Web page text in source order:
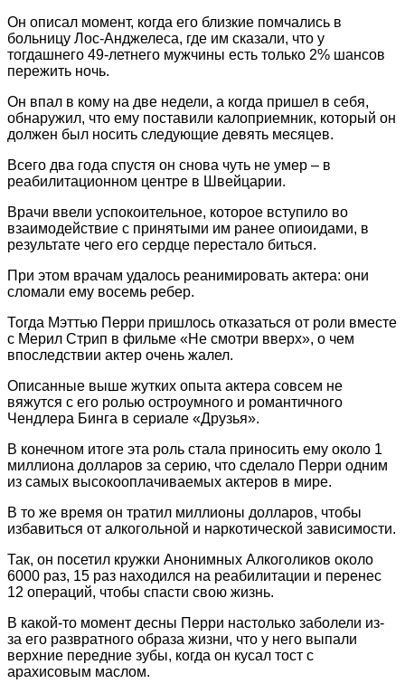
Он описал момент, когда его близкие помчались в
больницу Лос-Анджелеса, где им сказали, что у
тогдашнего 49-летнего мужчины есть только 2% шансов
пережить ночь.
Он впал в кому на две недели, а когда пришел в себя,
обнаружил, что ему поставили калоприемник, который он
должен был носить следующие девять месяцев.
Всего два года спустя он снова чуть не умер – в
реабилитационном центре в Швейцарии.
Врачи ввели успокоительное, которое вступило во
взаимодействие с принятыми им ранее опиоидами, в
результате чего его сердце перестало биться.
При этом врачам удалось реанимировать актера: они
сломали ему восемь ребер.
Тогда Мэттью Перри пришлось отказаться от роли вместе
с Мерил Стрип в фильме «Не смотри вверх», о чем
впоследствии актер очень жалел.
Описанные выше жутких опыта актера совсем не
вяжутся с его ролью остроумного и романтичного
Чендлера Бинга в сериале «Друзья».
В конечном итоге эта роль стала приносить ему около 1
миллиона долларов за серию, что сделало Перри одним
из самых высокооплачиваемых актеров в мире.
В то же время он тратил миллионы долларов, чтобы
избавиться от алкогольной и наркотической зависимости.
Так, он посетил кружки Анонимных Алкоголиков около
6000 раз, 15 раз находился на реабилитации и перенес
12 операций, чтобы спасти свою жизнь.
В какой-то момент десны Перри настолько заболели из-
за его развратного образа жизни, что у него выпали
верхние передние зубы, когда он кусал тост с
арахисовым маслом.